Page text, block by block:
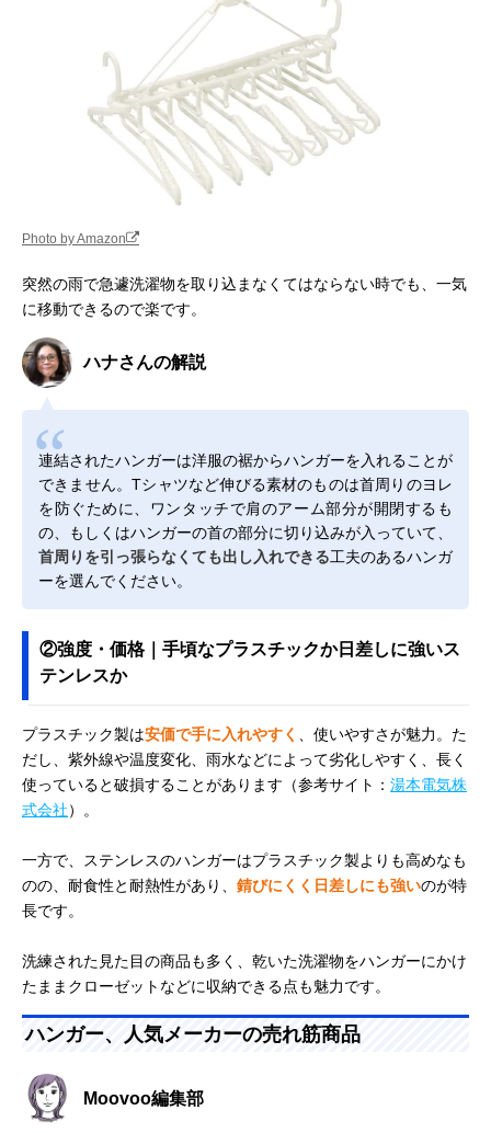
Photo by Amazon
突然の雨で急遽洗濯物を取り込まなくてはならない時でも、一気
に移動できるので楽です。
ハナさんの解説
連結されたハンガーは洋服の裾からハンガーを入れることが
できません。Tシャツなど伸びる素材のものは首周りのヨレ
を防ぐために、ワンタッチで肩のアーム部分が開閉するも
の、もしくはハンガーの首の部分に切り込みが入っていて、
首周りを引っ張らなくても出し入れできる工夫のあるハンガ
ーを選んでください。
②強度・価格｜手頃なプラスチックか日差しに強いス
テンレスか
プラスチック製は安価で手に入れやすく
、使いやすさが魅力。た
だし、紫外線や温度変化、雨水などによって劣化しやすく、長く
使っていると破損することがあります（参考サイト： 湯本電気株
式会社）。
一方で、ステンレスのハンガーはプラスチック製よりも高めなも
のの、耐食性と耐熱性があり、 錆びにくく日差しにも強いのが特
長です。
洗練された見た目の商品も多く、乾いた洗濯物をハンガーにかけ
たままクローゼットなどに収納できる点も魅力です。
ハンガー、人気メーカーの売れ筋商品
Moovoo編集部